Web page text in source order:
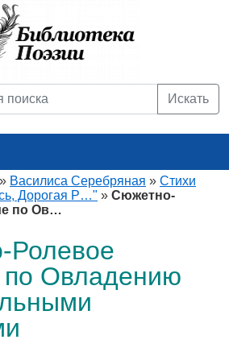
Искать
» Василиса Серебряная » Стихи
Дорогая Р…" » Сюжетно-
по Ов…
Ролевое
по Овладению